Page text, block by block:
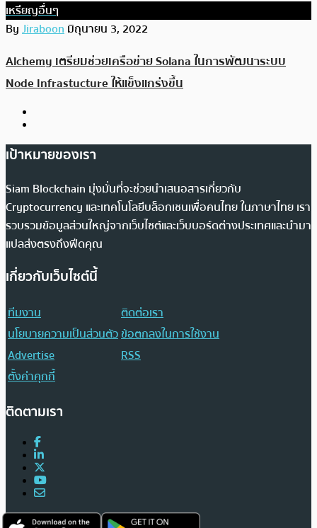
เหรียญอื่นๆ
ByJiraboonมิถุนายน 3, 2022
Alchemy เตรียมช่วยเครือข่าย Solana ในการพัฒนาระบบ
Node Infrastucture ให้แข็งแกร่งขึ้น
เป้าหมายของเรา
Siam Blockchain มุ่งมั่นที่จะช่วยนำเสนอสารเกี่ยวกับ
Cryptocurrency และเทคโนโลยีบล็อกเชนเพื่อคนไทย ในภาษาไทย เรา
รวบรวมข้อมูลส่วนใหญ่จากเว็บไซต์และเว็บบอร์ดต่างประเทศและนำมา
แปลส่งตรงถึงฟีดคุณ
เกี่ยวกับเว็บไซต์นี้
ทีมงาน
ติดต่อเรา
นโยบายความเป็นส่วนตัวข้อตกลงในการใช้งาน
Advertise
RSS
ตั้งค่าคุกกี้
ติดตามเรา